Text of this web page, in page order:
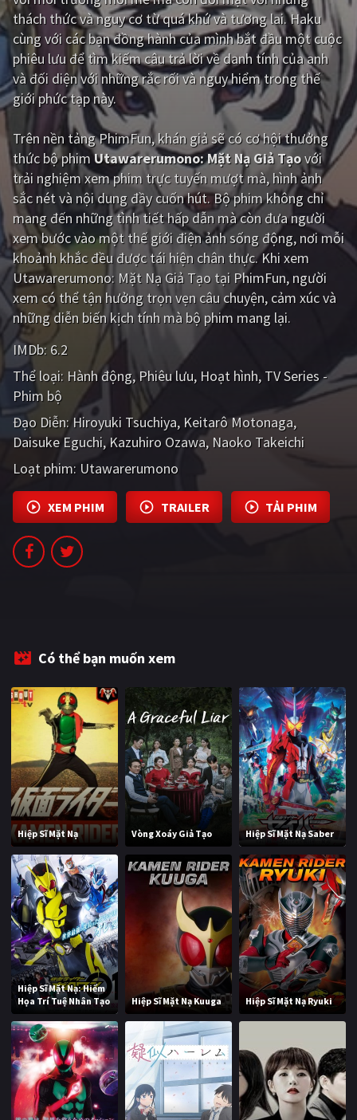
Giật gân Gia đình
Bí ẩn Lịch sử
Viễn Tây Tiểu sử
DramaTV
QUỐC GIA
Âu - Mỹ Trung Quốc - Hồng Kông
Hàn Quốc Nhật Bản
Ấn Độ Việt Nam
Tổng hợp
CẬP NHẬT
PHIM MỚI
PHIM BỘ
PHIM LẺ
PHIM CHIẾU RẠP
TUYỂN TẬP PHIM
BLOG
thách thức và nguy cơ từ quá khứ và tương lai. Haku
cùng với các bạn đồng hành của mình bắt đầu một cuộc
phiêu lưu để tìm kiếm câu trả lời về danh tính của anh
và đối diện với những rắc rối và nguy hiểm trong thế
giới phức tạp này.
Trên nền tảngPhimFun, khán giả sẽ có cơ hội thưởng
thức bộ phimUtawarerumono: Mặt Nạ Giả Tạovới
trải nghiệm xem phim trực tuyến mượt mà, hình ảnh
sắc nét và nội dung đầy cuốn hút. Bộ phim không chỉ
mang đến những tình tiết hấp dẫn mà còn đưa người
xem bước vào một thế giới điện ảnh sống động, nơi mỗi
khoảnh khắc đều được tái hiện chân thực. Khi xem
Utawarerumono: Mặt Nạ Giả Tạo tại PhimFun, người
xem có thể tận hưởng trọn vẹn câu chuyện, cảm xúc và
những diễn biến kịch tính mà bộ phim mang lại.
IMDb: 6.2
Thể loại: Hành động Phiêu lưu Hoạt hình TV Series -
Phim bộ
Đạo Diễn: Hiroyuki Tsuchiya Keitarô Motonaga
Daisuke Eguchi Kazuhiro Ozawa Naoko Takeichi
Loạt phim: Utawarerumono
XEM PHIM TRAILER TẢI PHIM
Có thể bạn muốn xem
Hiệp Sĩ Mặt Nạ Vòng Xoáy Giả Tạo Hiệp Sĩ Mặt Nạ Saber
Hiệp Sĩ Mặt Nạ: Hiểm
Họa Trí Tuệ Nhân Tạo
Hiệp Sĩ Mặt Nạ Kuuga Hiệp Sĩ Mặt Nạ Ryuki